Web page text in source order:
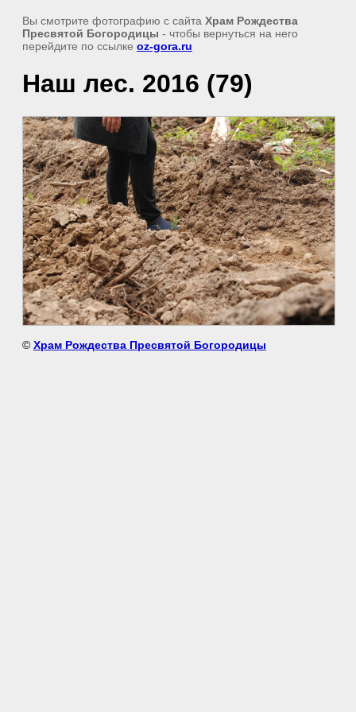
Вы смотрите фотографию с сайта Храм Рождества
Пресвятой Богородицы - чтобы вернуться на него
перейдите по ссылке oz-gora.ru
Наш лес. 2016 (79)
© Храм Рождества Пресвятой Богородицы